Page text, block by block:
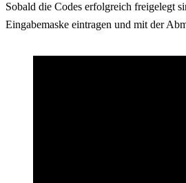
Sobald die Codes erfolgreich freigelegt
Eingabemaske eintragen und mit der